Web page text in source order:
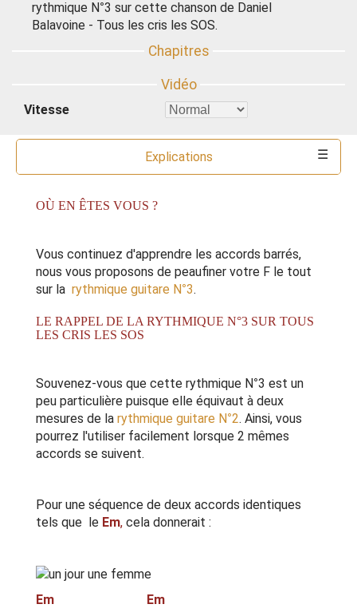
rythmique N°3 sur cette chanson de Daniel
Balavoine - Tous les cris les SOS.
Vitesse
Explications
OÙ EN ÊTES VOUS ?
Vous continuez d'apprendre les accords barrés,
nous vous proposons de peaufiner votre F le tout
sur la rythmique guitare N°3.
LE RAPPEL DE LA RYTHMIQUE N°3 SUR TOUS
LES CRIS LES SOS
Souvenez-vous que cette rythmique N°3 est un
peu particulière puisque elle équivaut à deux
mesures de la rythmique guitare N°2. Ainsi, vous
pourrez l'utiliser facilement lorsque 2 mêmes
accords se suivent.
Pour une séquence de deux accords identiques
tels que le Em, cela donnerait :
Em Em